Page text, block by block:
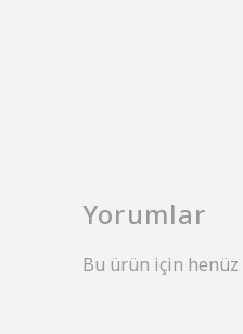
Yorumlar
Bu ürün için henüz